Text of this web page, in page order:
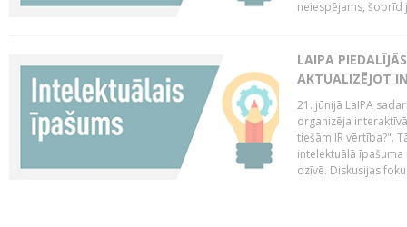
neiespējams, šobrīd
LAIPA
AKTUALIZĒJOT
21. jūnijā LaIPA
organizēja
tiešām IR vērtība?".
intelektuālā
dzīvē. Diskusijas